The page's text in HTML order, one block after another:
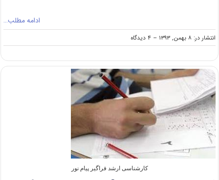
ادامه مطلب…
انتشار در: ۸ بهمن, ۱۳۹۳ -- ۴ دیدگاه
on
زمان
المپیاد
علمی
دانشجویی
سال
۹۴
کارشناسی ارشد فراگیر پیام نور